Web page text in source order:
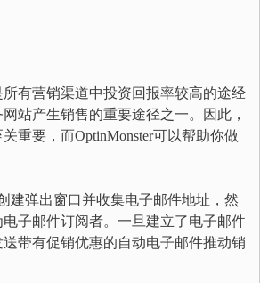
有营销渠道中投资回报率较高的途经
站产生销售的重要途径之一。因此，
重要，而OptinMonster可以帮助你做
建弹出窗口并收集电子邮件地址，然
子邮件订阅者。一旦建立了电子邮件
带有促销优惠的自动电子邮件推动销